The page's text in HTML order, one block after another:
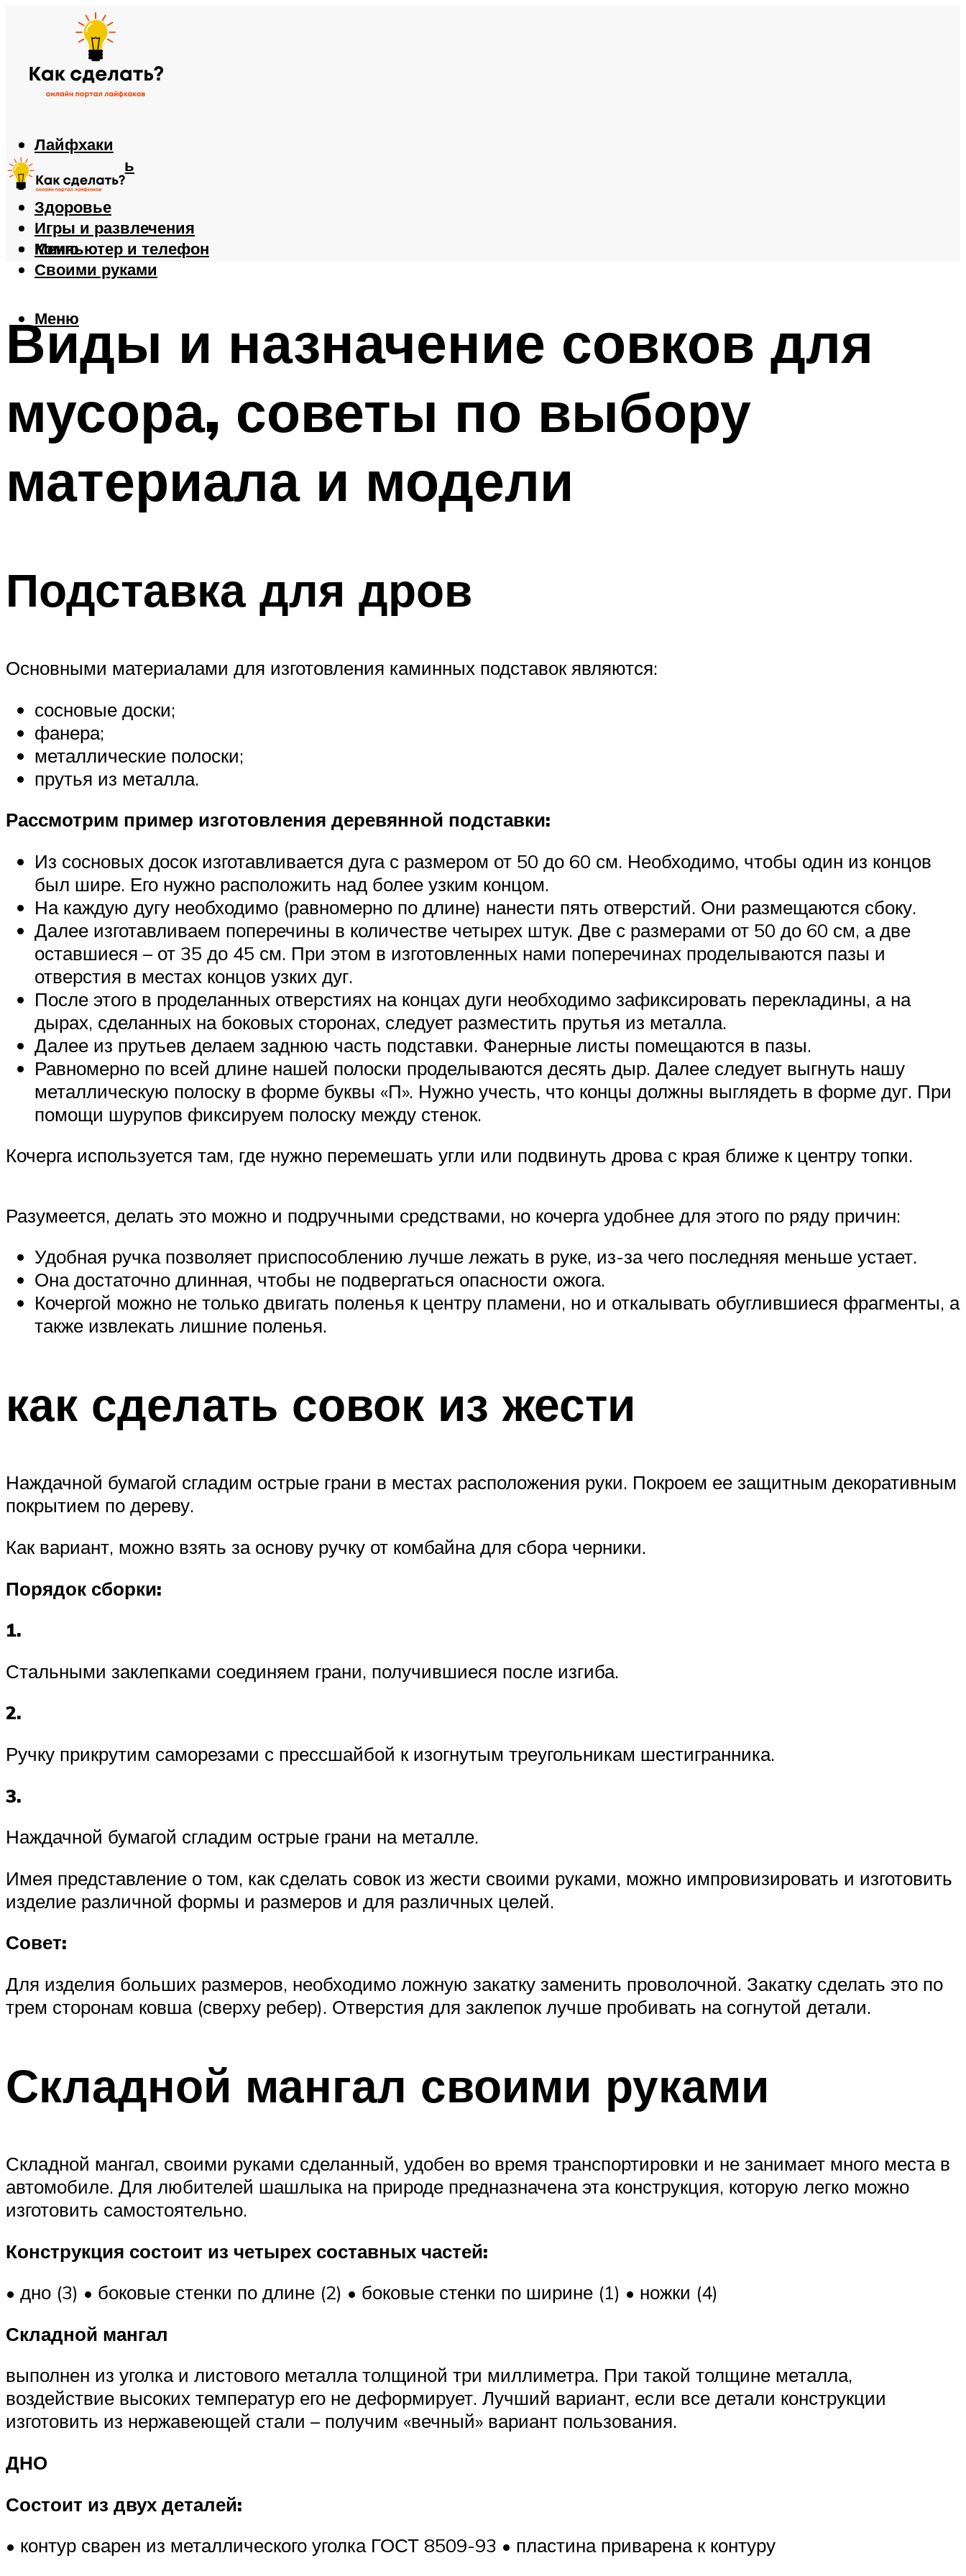
Лайфхаки
Автомобиль
Еда
Здоровье
Игры и развлечения
Компьютер и телефон
Своими руками
Меню
Меню
Виды и назначение совков для
мусора, советы по выбору
материала и модели
Подставка для дров
Основными материалами для изготовления каминных подставок являются:
сосновые доски;
фанера;
металлические полоски;
прутья из металла.
Рассмотрим пример изготовления деревянной подставки:
Из сосновых досок изготавливается дуга с размером от 50 до 60 см. Необходимо, чтобы один из концов
был шире. Его нужно расположить над более узким концом.
На каждую дугу необходимо (равномерно по длине) нанести пять отверстий. Они размещаются сбоку.
Далее изготавливаем поперечины в количестве четырех штук. Две с размерами от 50 до 60 см, а две
оставшиеся – от 35 до 45 см. При этом в изготовленных нами поперечинах проделываются пазы и
отверстия в местах концов узких дуг.
После этого в проделанных отверстиях на концах дуги необходимо зафиксировать перекладины, а на
дырах, сделанных на боковых сторонах, следует разместить прутья из металла.
Далее из прутьев делаем заднюю часть подставки. Фанерные листы помещаются в пазы.
Равномерно по всей длине нашей полоски проделываются десять дыр. Далее следует выгнуть нашу
металлическую полоску в форме буквы «П». Нужно учесть, что концы должны выглядеть в форме дуг. При
помощи шурупов фиксируем полоску между стенок.
Кочерга используется там, где нужно перемешать угли или подвинуть дрова с края ближе к центру топки.
Разумеется, делать это можно и подручными средствами, но кочерга удобнее для этого по ряду причин:
Удобная ручка позволяет приспособлению лучше лежать в руке, из-за чего последняя меньше устает.
Она достаточно длинная, чтобы не подвергаться опасности ожога.
Кочергой можно не только двигать поленья к центру пламени, но и откалывать обуглившиеся фрагменты, а
также извлекать лишние поленья.
как сделать совок из жести
Наждачной бумагой сгладим острые грани в местах расположения руки. Покроем ее защитным декоративным
покрытием по дереву.
Как вариант, можно взять за основу ручку от комбайна для сбора черники.
Порядок сборки:
1.
Стальными заклепками соединяем грани, получившиеся после изгиба.
2.
Ручку прикрутим саморезами с прессшайбой к изогнутым треугольникам шестигранника.
3.
Наждачной бумагой сгладим острые грани на металле.
Имея представление о том, как сделать совок из жести своими руками, можно импровизировать и изготовить
изделие различной формы и размеров и для различных целей.
Совет:
Для изделия больших размеров, необходимо ложную закатку заменить проволочной. Закатку сделать это по
трем сторонам ковша (сверху ребер). Отверстия для заклепок лучше пробивать на согнутой детали.
Складной мангал своими руками
Складной мангал, своими руками сделанный, удобен во время транспортировки и не занимает много места в
автомобиле. Для любителей шашлыка на природе предназначена эта конструкция, которую легко можно
изготовить самостоятельно.
Конструкция состоит из четырех составных частей:
• дно (3) • боковые стенки по длине (2) • боковые стенки по ширине (1) • ножки (4)
Складной мангал
выполнен из уголка и листового металла толщиной три миллиметра. При такой толщине металла,
воздействие высоких температур его не деформирует. Лучший вариант, если все детали конструкции
изготовить из нержавеющей стали – получим «вечный» вариант пользования.
ДНО
Состоит из двух деталей:
• контур сварен из металлического уголка ГОСТ 8509-93 • пластина приварена к контуру